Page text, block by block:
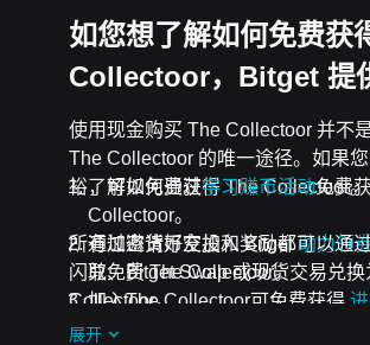
如您想了解如何免费获
Collectoor，Bitget 提
使用现金购买 The Collectoor 并不
The Collectoor 的唯一途径。如果
裕，可以免费获得 The Collectoor。
了解如何通过学习赚币活动免费
Collectoor。
通过邀请好友加入 Bitget助力领
取免费 The Collectoor。
加入The Collectoor可免费获得
战和活动
所有加密货币空投和奖励都可以通
闪兑、Bitget Swap 或现货交易兑换
Collectoor。
展开